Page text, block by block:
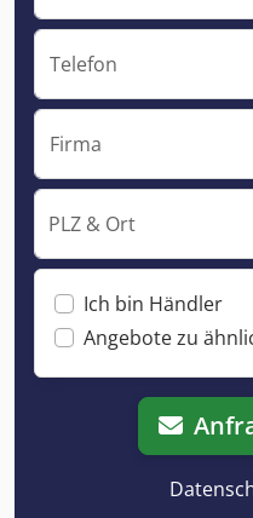
Telefon
Firma
PLZ & Ort
Ich bin Händler
Angebote zu